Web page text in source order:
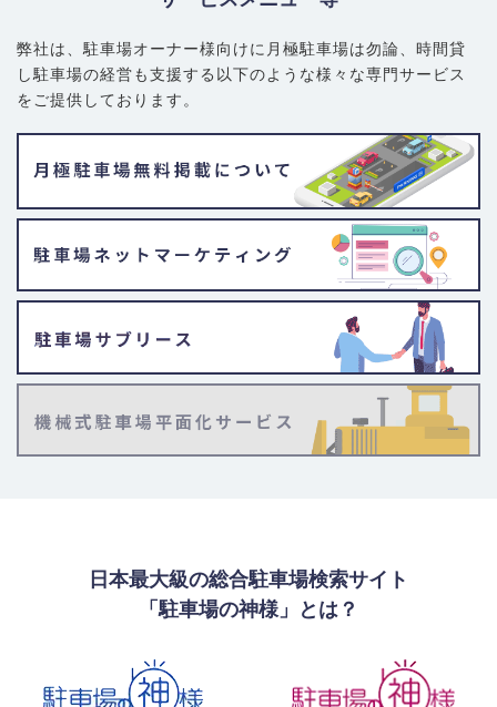
弊社は、駐車場オーナー様向けに月極駐車場は勿論、 時間貸
し駐車場の経営も支援する以下のような様々な専門サービス
をご提供しております。
日本最大級の総合駐車場検索サイト
「駐車場の神様」とは？